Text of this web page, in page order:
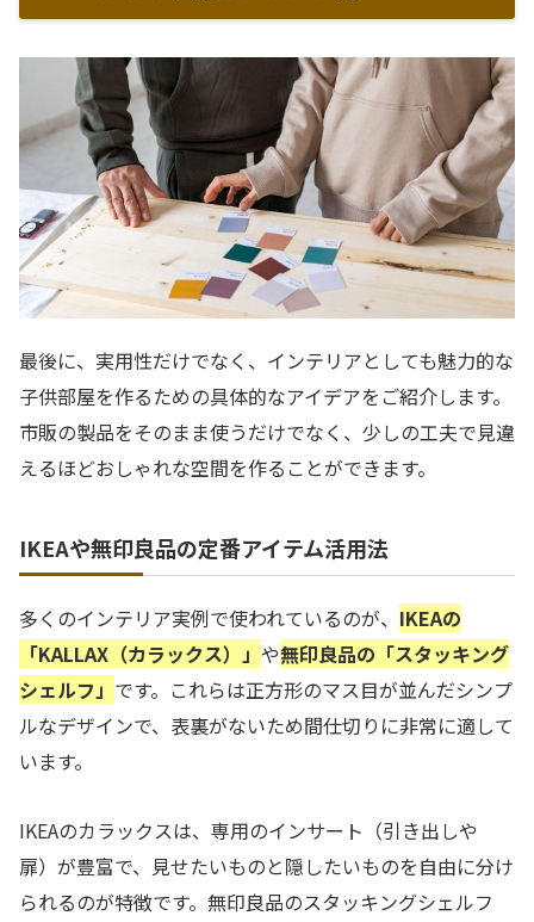
最後に、実用性だけでなく、インテリアとしても魅力的な
子供部屋を作るための具体的なアイデアをご紹介します。
市販の製品をそのまま使うだけでなく、少しの工夫で見違
えるほどおしゃれな空間を作ることができます。
IKEAや無印良品の定番アイテム活用法
多くのインテリア実例で使われているのが、 IKEAの
「KALLAX（カラックス）」 や無印良品の「スタッキング
シェルフ」 です。これらは正方形のマス目が並んだシンプ
ルなデザインで、表裏がないため間仕切りに非常に適して
います。
IKEAのカラックスは、専用のインサート（引き出しや
扉）が豊富で、見せたいものと隠したいものを自由に分け
られるのが特徴です。無印良品のスタッキングシェルフ